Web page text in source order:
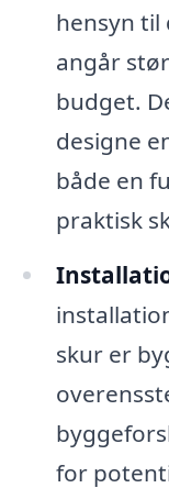
hensyn til
angår
budget.
designe
både en
praktisk
skur er
for